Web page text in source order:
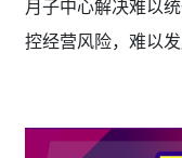
月子中心解决难以
控经营风险，难以